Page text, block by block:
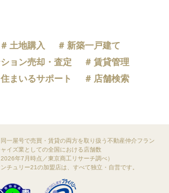
土地購入
新築一戸建て
ョン売却・査定
賃貸管理
住まいるサポート
店舗検索
一屋号で売買・賃貸の両方を取り扱う不動産仲介フラン
イズ業としての全国における店舗数
2026年7月時点／東京商工リサーチ調べ）
チュリー21の加盟店は、すべて独立・自営です。